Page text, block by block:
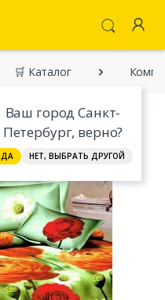
Ваш город Санкт-
Петербург, верно?
ДА НЕТ, ВЫБРАТЬ ДРУГОЙ
🛒 Каталог